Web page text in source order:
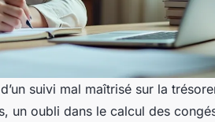
suivi mal maîtrisé sur la
un oubli dans le calcul des